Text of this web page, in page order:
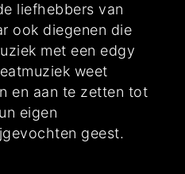
liefhebbers van
ook diegenen die
met een edgy
weet
en aan te zetten tot
eigen
geest.